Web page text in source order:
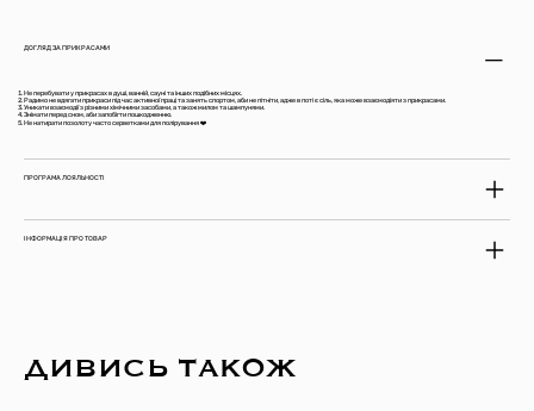
ДОГЛЯД ЗА ПРИКРАСАМИ
Не перебувати у прикрасах в душі, ванній, сауні та інших подібних місцях.
Радимо не вдягати прикраси під час активної праці та занять спортом, аби не пітніти, адже в поті є сіль, яка може взаємодіяти з прикрасами.
Уникати взаємодії з різними хімічними засобами, а також милом та шампунями.
Знімати перед сном, аби запобігти пошкодженню.
Не натирати позолоту часто серветками для полірування ❤️
ПРОГРАМА ЛОЯЛЬНОСТІ
ІНФОРМАЦІЯ ПРО ТОВАР
ДИВИСЬ ТАКОЖ